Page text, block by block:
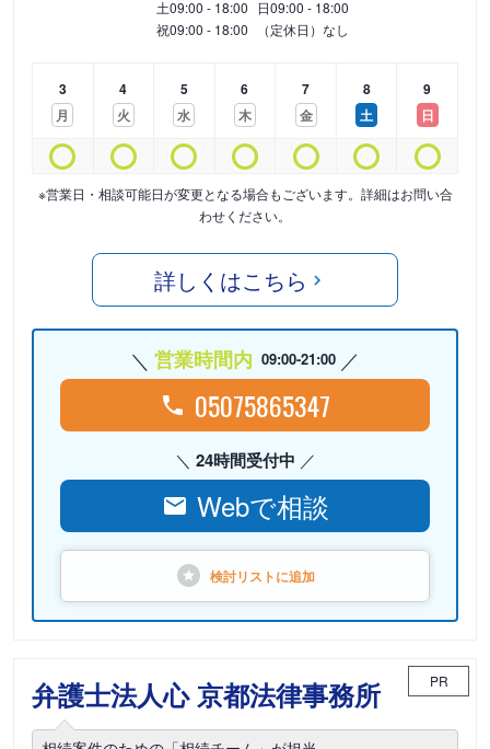
土09:00 - 18:00 日09:00 - 18:00
祝09:00 - 18:00 （定休日）なし
3
月
4
火
5
水
6
木
7
金
8
土
9
日
※営業日・相談可能日が変更となる場合もございます。詳細はお問い合
わせください。
詳しくはこちら
営業時間内 09:00-21:00
05075865347
24時間受付中
Webで相談
検討リストに追加
弁護士法人心 京都法律事務所 PR